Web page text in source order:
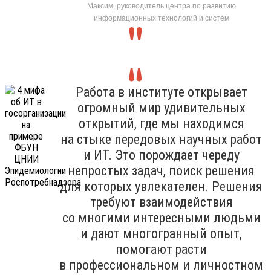
Максим, руководитель центра по развитию
информационных технологий и систем
Работа в институте открывает
огромный мир удивительных
открытий, где мы находимся
на стыке передовых научных работ
и ИТ. Это порождает череду
непростых задач, поиск решения
для которых увлекателен. Решения
требуют взаимодействия
со многими интересными людьми
и дают многогранный опыт,
помогают расти
в профессиональном и личностном